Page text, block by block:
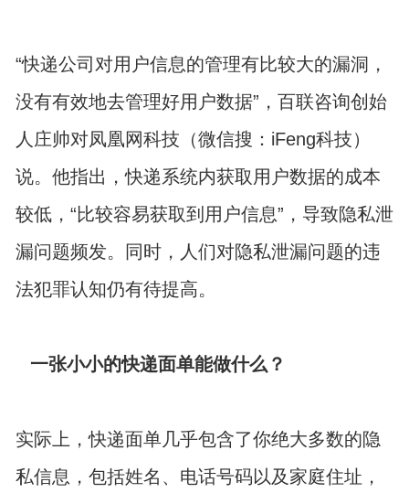
“快递公司对用户信息的管理有比较大的漏洞，
没有有效地去管理好用户数据”，百联咨询创始
人庄帅对凤凰网科技（微信搜：iFeng科技）
说。他指出，快递系统内获取用户数据的成本
较低，“比较容易获取到用户信息”，导致隐私泄
漏问题频发。同时，人们对隐私泄漏问题的违
法犯罪认知仍有待提高。
一张小小的快递面单能做什么？
实际上，快递面单几乎包含了你绝大多数的隐
私信息，包括姓名、电话号码以及家庭住址，